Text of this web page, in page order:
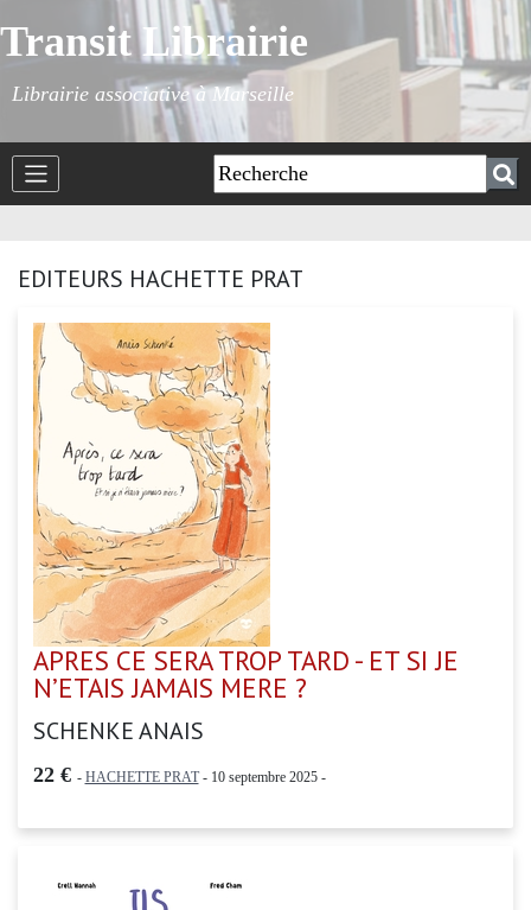
Transit Librairie
Librairie associative à Marseille
EDITEURS HACHETTE PRAT
APRES CE SERA TROP TARD - ET SI JE
N’ETAIS JAMAIS MERE ?
SCHENKE ANAIS
22 € - HACHETTE PRAT- 10 septembre 2025 -